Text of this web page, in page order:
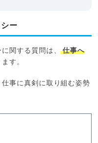
ー
関する質問は、仕事へ
す。
事に真剣に取り組む姿勢